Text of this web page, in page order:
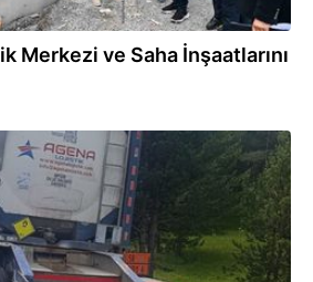
Merkezi ve Saha İnşaatlarını